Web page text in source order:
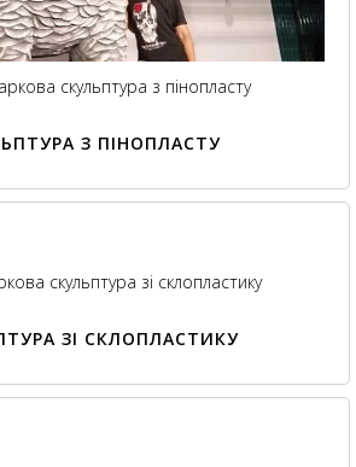
скульптура з пінопласту
З ПІНОПЛАСТУ
скульптура зі склопластику
ЗІ СКЛОПЛАСТИКУ